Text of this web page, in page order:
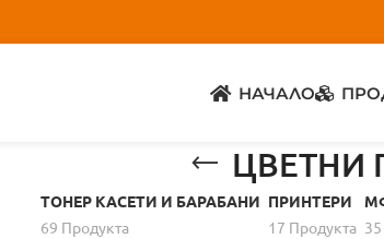
НАЧАЛО
ЦВЕТНИ
ТОНЕР КАСЕТИ И БАРАБАНИ
69 Продуктa
ПРИНТЕРИ
17 Продуктa